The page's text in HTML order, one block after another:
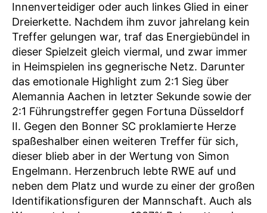
Innenverteidiger oder auch linkes Glied in einer
Dreierkette. Nachdem ihm zuvor jahrelang kein
Treffer gelungen war, traf das Energiebündel in
dieser Spielzeit gleich viermal, und zwar immer
in Heimspielen ins gegnerische Netz. Darunter
das emotionale Highlight zum 2:1 Sieg über
Alemannia Aachen in letzter Sekunde sowie der
2:1 Führungstreffer gegen Fortuna Düsseldorf
II. Gegen den Bonner SC proklamierte Herze
spaßeshalber einen weiteren Treffer für sich,
dieser blieb aber in der Wertung von Simon
Engelmann. Herzenbruch lebte RWE auf und
neben dem Platz und wurde zu einer der großen
Identifikationsfiguren der Mannschaft. Auch als